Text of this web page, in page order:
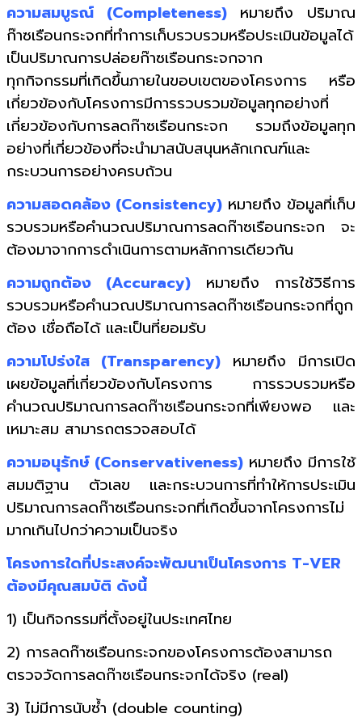
ความสมบูรณ์ (Completeness)
หมายถึง ปริมาณ
ก๊าซเรือนกระจกที่ทำการเก็บรวบรวมหรือประเมินข้อมูลได้
เป็นปริมาณการปล่อยก๊าซเรือนกระจกจาก
ทุกกิจกรรมที่เกิดขึ้นภายในขอบเขตของโครงการ หรือ
เกี่ยวข้องกับโครงการมีการรวบรวมข้อมูลทุกอย่างที่
เกี่ยวข้องกับการลดก๊าซเรือนกระจก รวมถึงข้อมูลทุก
อย่างที่เกี่ยวข้องที่จะนำมาสนับสนุนหลักเกณฑ์และ
กระบวนการอย่างครบถ้วน
ความสอดคล้อง (Consistency) หมายถึง ข้อมูลที่เก็บ
รวบรวมหรือคำนวณปริมาณการลดก๊าซเรือนกระจก จะ
ต้องมาจากการดำเนินการตามหลักการเดียวกัน
ความถูกต้อง (Accuracy) หมายถึง การใช้วิธีการ
รวบรวมหรือคำนวณปริมาณการลดก๊าซเรือนกระจกที่ถูก
ต้อง เชื่อถือได้ และเป็นที่ยอมรับ
ความโปร่งใส (Transparency) หมายถึง มีการเปิด
เผยข้อมูลที่เกี่ยวข้องกับโครงการ การรวบรวมหรือ
คำนวณปริมาณการลดก๊าซเรือนกระจกที่เพียงพอ และ
เหมาะสม สามารถตรวจสอบได้
ความอนุรักษ์ (Conservativeness) หมายถึง มีการใช้
สมมติฐาน ตัวเลข และกระบวนการที่ทำให้การประเมิน
ปริมาณการลดก๊าซเรือนกระจกที่เกิดขึ้นจากโครงการไม่
มากเกินไปกว่าความเป็นจริง
โครงการใดที่ประสงค์จะพัฒนาเป็นโครงการ T-VER
ต้องมีคุณสมบัติ ดังนี้
1) เป็นกิจกรรมที่ตั้งอยู่ในประเทศไทย
2) การลดก๊าซเรือนกระจกของโครงการต้องสามารถ
ตรวจวัดการลดก๊าซเรือนกระจกได้จริง (real)
3) ไม่มีการนับซ้ำ (double counting)